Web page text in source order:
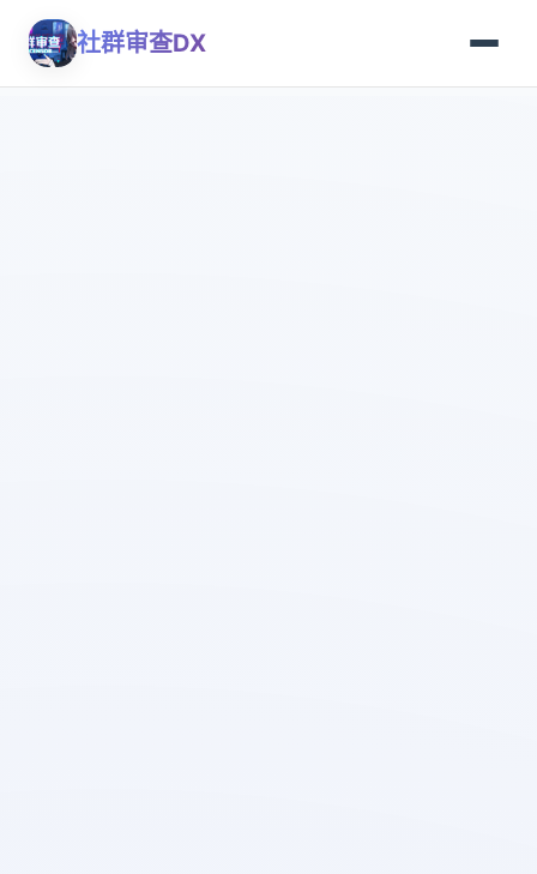
社群审查DX